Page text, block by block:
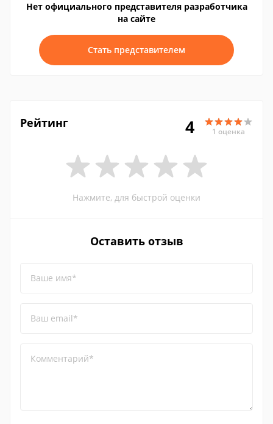
Нет официального представителя разработчика
на сайте
Стать представителем
Рейтинг 4 1 оценка
Нажмите, для быстрой оценки
Оставить отзыв
Ваше имя*
Ваш email*
Комментарий*